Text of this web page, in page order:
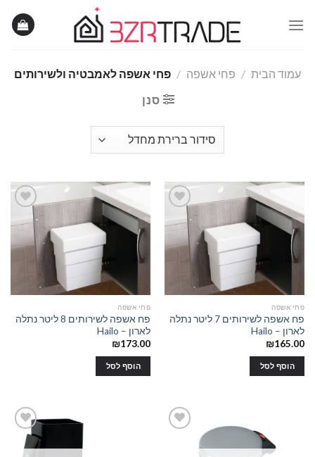
עמוד הבית / פחי אשפה / פחי אשפה לאמבטיה ולשירותים
סנן
Add to
wishlist
פחי אשפה
פח אשפה לשירותים 7 ליטר נתלה
לארון – Hailo
₪165.00
הוסף לסל
Add to
wishlist
פחי אשפה
פח אשפה לשירותים 8 ליטר נתלה
לארון – Hailo
₪173.00
הוסף לסל